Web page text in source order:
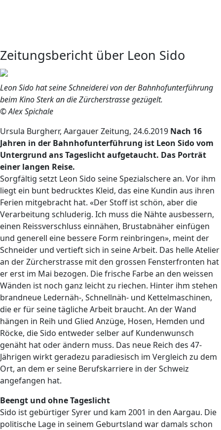
Zeitungsbericht über Leon Sido
Leon Sido hat seine Schneiderei von der Bahnhofunterführung
beim Kino Sterk an die Zürcherstrasse gezügelt.
© Alex Spichale
Ursula Burgherr, Aargauer Zeitung, 24.6.2019 Nach 16
Jahren in der Bahnhofunterführung ist Leon Sido vom
Untergrund ans Tageslicht aufgetaucht. Das Porträt
einer langen Reise.
Sorgfältig setzt Leon Sido seine Spezialschere an. Vor ihm
liegt ein bunt bedrucktes Kleid, das eine Kundin aus ihren
Ferien mitgebracht hat. «Der Stoff ist schön, aber die
Verarbeitung schluderig. Ich muss die Nähte ausbessern,
einen Reissverschluss einnähen, Brustabnäher einfügen
und generell eine bessere Form reinbringen», meint der
Schneider und vertieft sich in seine Arbeit. Das helle Atelier
an der Zürcherstrasse mit den grossen Fensterfronten hat
er erst im Mai bezogen. Die frische Farbe an den weissen
Wänden ist noch ganz leicht zu riechen. Hinter ihm stehen
brandneue Ledernäh-, Schnellnäh- und Kettelmaschinen,
die er für seine tägliche Arbeit braucht. An der Wand
hängen in Reih und Glied Anzüge, Hosen, Hemden und
Röcke, die Sido entweder selber auf Kundenwunsch
genäht hat oder ändern muss. Das neue Reich des 47-
Jährigen wirkt geradezu paradiesisch im Vergleich zu dem
Ort, an dem er seine Berufskarriere in der Schweiz
angefangen hat.
Beengt und ohne Tageslicht
Sido ist gebürtiger Syrer und kam 2001 in den Aargau. Die
politische Lage in seinem Geburtsland war damals schon